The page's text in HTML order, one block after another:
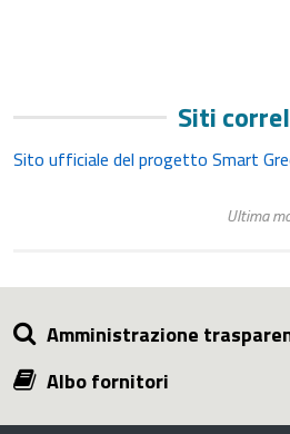
Siti
Sito ufficiale del progetto Smart
Ultima
Amministrazione
Albo fornitori